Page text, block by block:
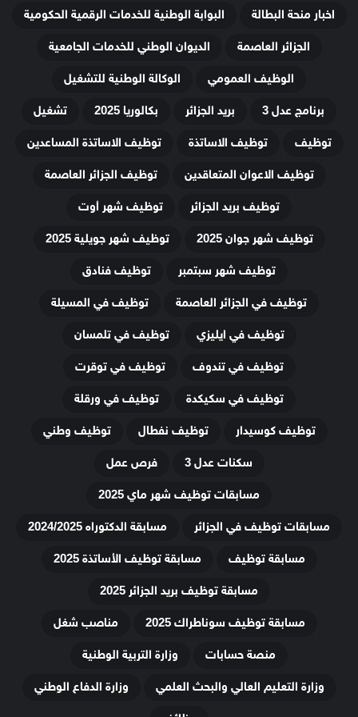
اخبار منحة البطالة
البوابة الوطنية للخدمات الرقمية الحكومية
الجزائر العاصمة
الديوان الوطني للخدمات الجامعية
الوظيف العمومي
الوكالة الوطنية للتشغيل
برنامج عدل 3
بريد الجزائر بكالوريا 2025
تشغيل
توظيف
توظيف الاساتذة
توظيف الاساتذة المساعدين
توظيف الاعوان المتعاقدين
توظيف الجزائر العاصمة
توظيف بريد الجزائر
توظيف شهر أوت
توظيف شهر جوان 2025
توظيف شهر جويلية 2025
توظيف شهر سبتمبر
توظيف فنادق
توظيف في الجزائر العاصمة
توظيف في المسيلة
توظيف في ايليزي
توظيف في تلمسان
توظيف في تندوف
توظيف في توقرت
توظيف في سكيكدة
توظيف في ورقلة
توظيف كوسيدار
توظيف نفطال
توظيف وطني
سكنات عدل 3
فرص عمل
مسابقات توظيف شهر ماي 2025
مسابقات توظيف في الجزائر
مسابقة الدكتوراه 2024/2025
مسابقة توظيف
مسابقة توظيف الأساتذة 2025
مسابقة توظيف بريد الجزائر 2025
مسابقة توظيف سوناطراك 2025
مناصب شغل
منصة حسابات
وزارة التربية الوطنية
وزارة التعليم العالي والبحث العلمي
وزارة الدفاع الوطني